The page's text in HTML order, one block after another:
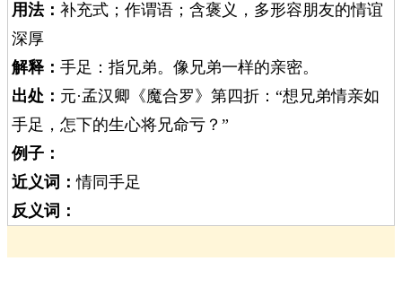
用法： 补充式；作谓语；含褒义，多形容朋友的情谊
深厚
解释： 手足：指兄弟。像兄弟一样的亲密。
出处： 元·孟汉卿《魔合罗》第四折：“想兄弟情亲如
手足，怎下的生心将兄命亏？”
例子：
近义词：情同手足
反义词：